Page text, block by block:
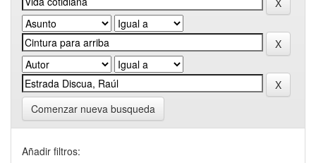
Comenzar nueva busqueda
Añadir filtros: